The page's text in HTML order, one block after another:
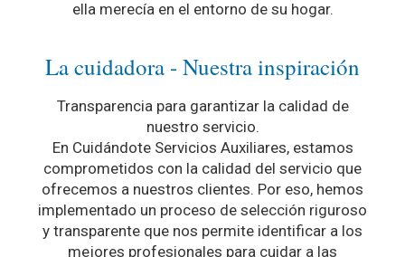
ella merecía en el entorno de su hogar.
La cuidadora - Nuestra inspiración
Transparencia para garantizar la calidad de
nuestro servicio.
En Cuidándote Servicios Auxiliares, estamos
comprometidos con la calidad del servicio que
ofrecemos a nuestros clientes. Por eso, hemos
implementado un proceso de selección riguroso
y transparente que nos permite identificar a los
mejores profesionales para cuidar a las